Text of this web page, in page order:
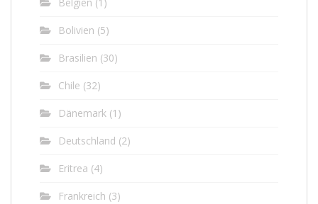
Bolivien (5)
Brasilien (30)
Chile (32)
Dänemark (1)
Deutschland (2)
Eritrea (4)
Frankreich (3)